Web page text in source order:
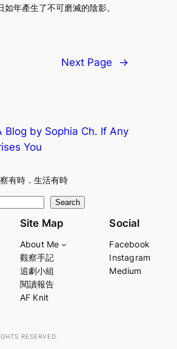
如年產生了不可磨滅的陰影。
Next Page →
Blog by Sophia Ch. If Any
You
有時．生活有時
Search
Site Map
About Me
觀察手記
追劇小組
閱讀報告
AF Knit
Social
Facebook
Instagram
Medium
RESERVED.